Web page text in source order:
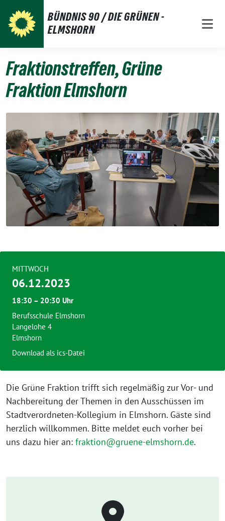
zum
Inhalt
BÜNDNIS 90 / DIE GRÜNEN -
ELMSHORN
Fraktionstreffen, Grüne
Fraktion Elmshorn
Die Grüne Fraktion trifft sich regelmäßig zur Vor- und
Nachbereitung der Themen in den Ausschüssen im
Stadtverordneten-Kollegium in Elmshorn. Gäste sind
herzlich willkommen. Bitte meldet euch vorher bei
uns dazu hier an: fraktion@gruene-elmshorn.de.
MITTWOCH
06.12.2023
18:30 – 20:30 Uhr
Berufsschule Elmshorn
Langelohe 4
Elmshorn
Download als ics-Datei